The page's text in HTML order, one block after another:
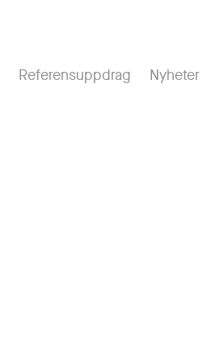
Referensuppdrag Nyheter